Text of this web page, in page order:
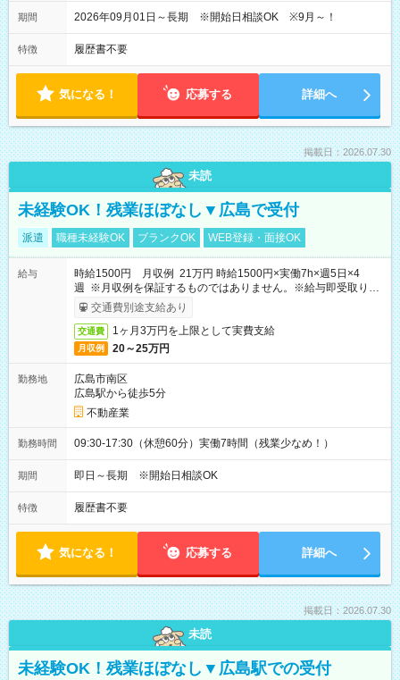
期間 2026年09月01日～長期 ※開始日相談OK ※9月～！
特徴 履歴書不要
気になる！ 応募する 詳細へ
掲載日：2026.07.30
未読
未経験OK！残業ほぼなし▼広島で受付
派遣 職種未経験OK ブランクOK WEB登録・面接OK
給与
時給1500円 月収例 21万円 時給1500円×実働7h×週5日×4
週 ※月収例を保証するものではありません。※給与即受取りサ
ービス利用可（利用条件有）
交通費別途支給あり
交通費 1ヶ月3万円を上限として実費支給
月収例 20～25万円
勤務地
広島市南区
広島駅から徒歩5分
不動産業
勤務時間 09:30-17:30（休憩60分）実働7時間（残業少なめ！）
期間 即日～長期 ※開始日相談OK
特徴 履歴書不要
気になる！ 応募する 詳細へ
掲載日：2026.07.30
未読
未経験OK！残業ほぼなし▼広島駅での受付